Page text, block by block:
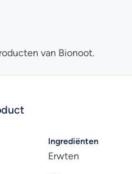
een vers
voor een gevarieerde
van Bionoot.
Ingrediënten
Erwten